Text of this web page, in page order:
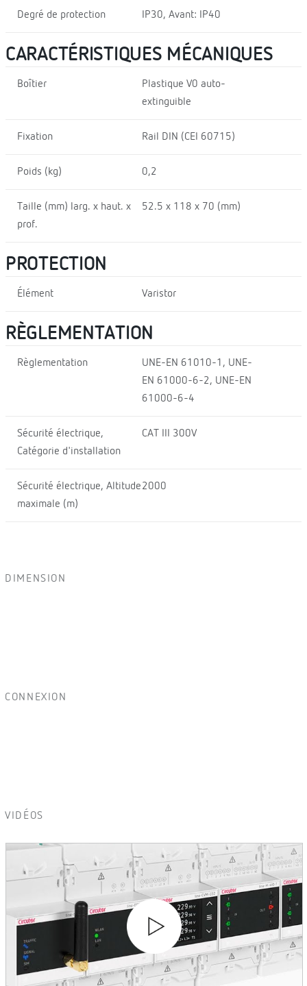
Degré de protection IP30, Avant: IP40
CARACTÉRISTIQUES MÉCANIQUES
Boîtier
Plastique V0 auto-
extinguible
Fixation Rail DIN (CEI 60715)
Poids (kg) 0,2
Taille (mm) larg. x haut. x
prof.
52.5 x 118 x 70 (mm)
PROTECTION
Élément Varistor
RÈGLEMENTATION
Règlementation
UNE-EN 61010-1, UNE-
EN 61000-6-2, UNE-EN
61000-6-4
Sécurité électrique,
Catégorie d'installation
CAT III 300V
Sécurité électrique, Altitude
maximale (m)
2000
DIMENSION
CONNEXION
VIDÉOS